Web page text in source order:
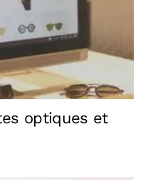
optiques et